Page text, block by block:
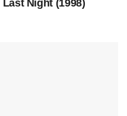
Night (1998)